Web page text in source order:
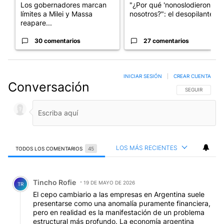
Los gobernadores marcan
límites a Milei y Massa
reapare...
30 comentarios
"¿Por qué 'nonoslodieron' a
nosotros?": el desopilante ...
27 comentarios
Conversación SIGA ESTA
SEGUIR
INICIAR SESIÓN CREAR CUENTA
TODOS LOS COMENTARIOS 45 LOS MÁS RECIENTES
Comentario de Tincho Rofie.
TR Tincho Rofie 19 DE MAYO DE 2026
El cepo cambiario a las empresas en Argentina suele
presentarse como una anomalía puramente financiera,
pero en realidad es la manifestación de un problema
estructural más profundo. La economía argentina